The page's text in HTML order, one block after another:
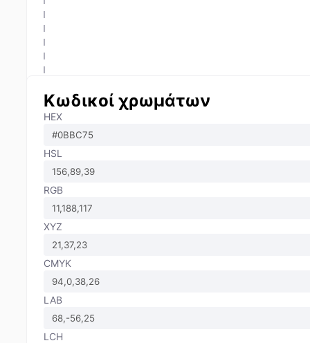
Κωδικοί χρωμάτων
HEX
HSL
RGB
XYZ
CMYK
LAB
LCH